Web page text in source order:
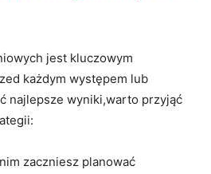
jest kluczowym
każdym występem lub
najlepsze wyniki,warto przyjąć
zaczniesz planować